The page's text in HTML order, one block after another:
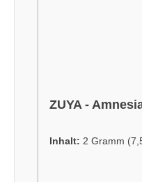
ZUYA -
Inhalt: 2 Gramm